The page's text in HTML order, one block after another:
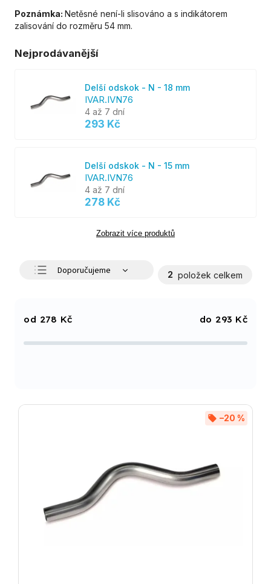
Poznámka: Netěsné není-li slisováno a s indikátorem
zalisování do rozměru 54 mm.
Nejprodávanější
Delší odskok - N - 18 mm
IVAR.IVN76
4 až 7 dní
293 Kč
Delší odskok - N - 15 mm
IVAR.IVN76
4 až 7 dní
278 Kč
Zobrazit více produktů
Doporučujeme
Abecedně
2 položek celkem
278 Kč 293 Kč
–20 %